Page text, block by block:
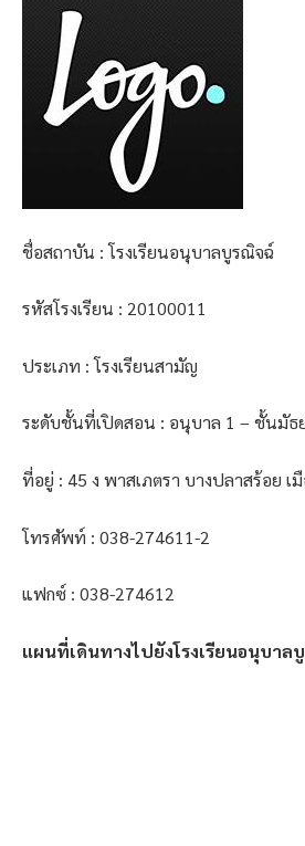
ชื่อสถาบัน : โรงเรียนอนุบาลบูรณิจฉ์
รหัสโรงเรียน : 20100011
ประเภท : โรงเรียนสามัญ
ระดับชั้นที่เปิดสอน : อนุบาล 1 – ชั้นมั
ที่อยู่ : 45 ง พาสเภตรา บางปลาสร้อย เ
โทรศัพท์ : 038-274611-2
แฟกซ์ : 038-274612
แผนที่เดินทางไปยังโรงเรียนอนุบาล